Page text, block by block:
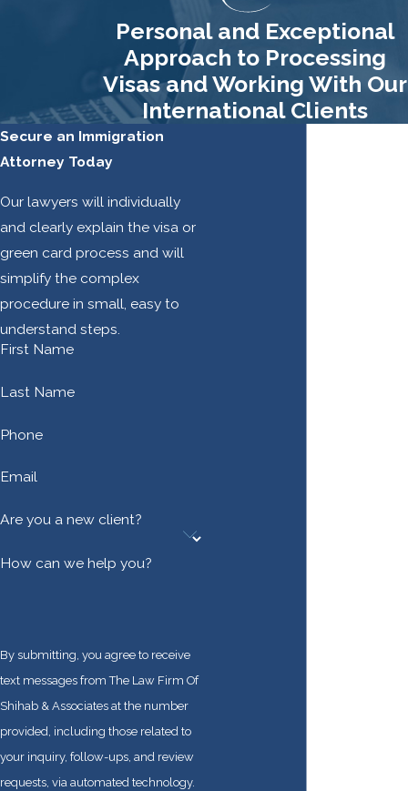
Personal and Exceptional
Approach to Processing
Visas and Working With Our
International Clients
Secure an Immigration
Attorney Today
Our lawyers will individually
and clearly explain the visa or
green card process and will
simplify the complex
procedure in small, easy to
understand steps.
First Name
Last Name
Phone
Email
Are you a new client?
How can we help you?
By submitting, you agree to receive
text messages from The Law Firm Of
Shihab & Associates at the number
provided, including those related to
your inquiry, follow-ups, and review
requests, via automated technology.